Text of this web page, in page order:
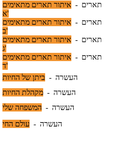
תארים - איתור תארים מתאימים
א'
תארים - איתור תארים מתאימים
ב'
תארים - איתור תארים מתאימים
ג'
תארים - איתור תארים מתאימים
ד'
העשרה - ביתן של החיות
העשרה - מקהלת החיות
העשרה - המשפחה שלי
העשרה - עולם החי